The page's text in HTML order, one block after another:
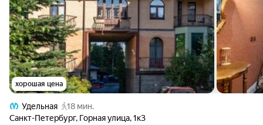
хорошая цена
Удельная
18 мин.
Санкт-Петербург, Горная улица,1к3